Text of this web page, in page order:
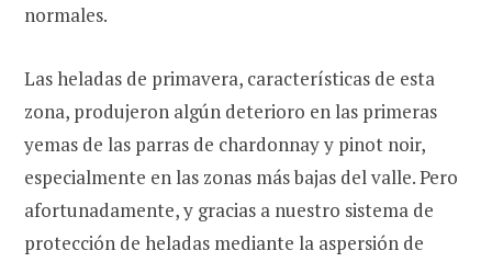
normales.
Las heladas de primavera, características de esta
zona, produjeron algún deterioro en las primeras
yemas de las parras de chardonnay y pinot noir,
especialmente en las zonas más bajas del valle. Pero
afortunadamente, y gracias a nuestro sistema de
protección de heladas mediante la aspersión de